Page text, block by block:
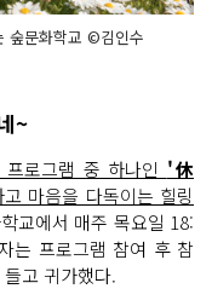
숲문화학교 ©김인수
~
프로그램 중 하나인 '休
마음을 다독이는 힐링
교에서 매주 목요일 18:
는 프로그램 참여 후 참
고 귀가했다.